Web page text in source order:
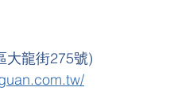
大龍街275號)